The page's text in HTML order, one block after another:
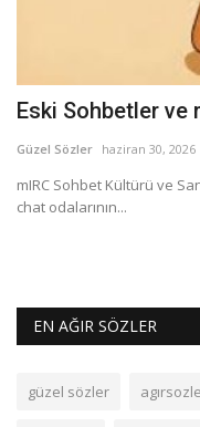
Eski Sohbetler ve
Güzel Sözler haziran 30, 2026
mIRC Sohbet Kültürü ve
chat odalarının...
EN AĞIR SÖZLER
güzel sözler